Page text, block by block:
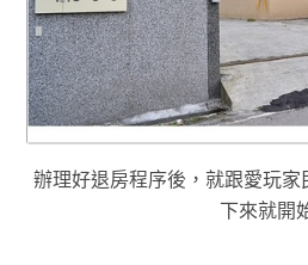
辦理好退房程序後，就跟愛玩家
下來就開